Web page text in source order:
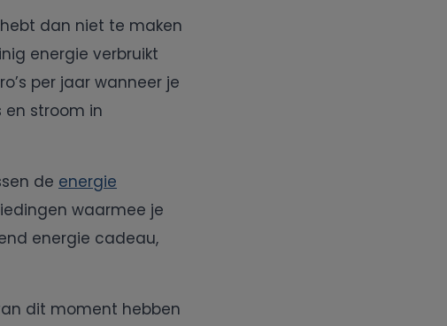
dan niet te maken
energie verbruikt
per jaar wanneer je
stroom in
de energie
waarmee je
energie cadeau,
dit moment hebben